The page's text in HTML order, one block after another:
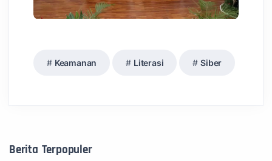
Keamanan Literasi Siber
Berita Terpopuler